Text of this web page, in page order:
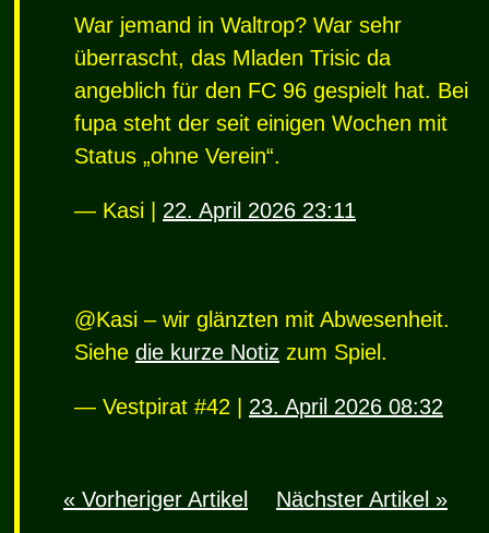
War jemand in Waltrop? War sehr
überrascht, das Mladen Trisic da
angeblich für den FC 96 gespielt hat. Bei
fupa steht der seit einigen Wochen mit
Status „ohne Verein“.
— Kasi | 22. April 2026 23:11
@Kasi – wir glänzten mit Abwesenheit.
Siehe die kurze Notiz zum Spiel.
— Vestpirat #42 | 23. April 2026 08:32
« Vorheriger Artikel Nächster Artikel »